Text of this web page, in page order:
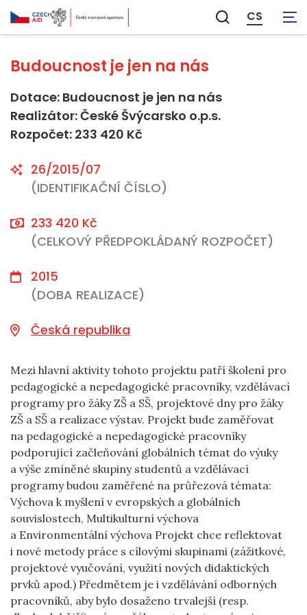
Zobrazit
vyhledávání
CS
Neaplikovatelné
Budoucnost je jen na nás
Dotace: Budoucnost je jen na nás
Realizátor: České Švýcarsko o.p.s.
Rozpočet: 233 420 Kč
26/2015/07
(IDENTIFIKAČNÍ ČÍSLO)
233 420 Kč
(CELKOVÝ PŘEDPOKLÁDANÝ ROZPOČET)
2015
(DOBA REALIZACE)
Česká republika
Mezi hlavní aktivity tohoto projektu patří školení pro
pedagogické a nepedagogické pracovníky, vzdělávací
programy pro žáky ZŠ a SŠ, projektové dny pro žáky
ZŠ a SŠ a realizace výstav. Projekt bude zaměřovat
na pedagogické a nepedagogické pracovníky
podporující začleňování globálních témat do výuky
a výše zmíněné skupiny studentů a vzdělávací
programy budou zaměřené na průřezová témata:
Výchova k myšlení v evropských a globálních
souvislostech, Multikulturní výchova
a Environmentální výchova Projekt chce reflektovat
i nové metody práce s cílovými skupinami (zážitkové,
projektové vyučování, využití nových didaktických
prvků apod.) Předmětem je i vzdělávání odborných
pracovníků, aby bylo dosaženo trvalejší (resp.